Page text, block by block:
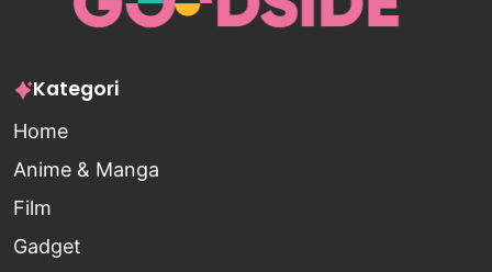
Kategori
Home
Anime & Manga
Film
Gadget